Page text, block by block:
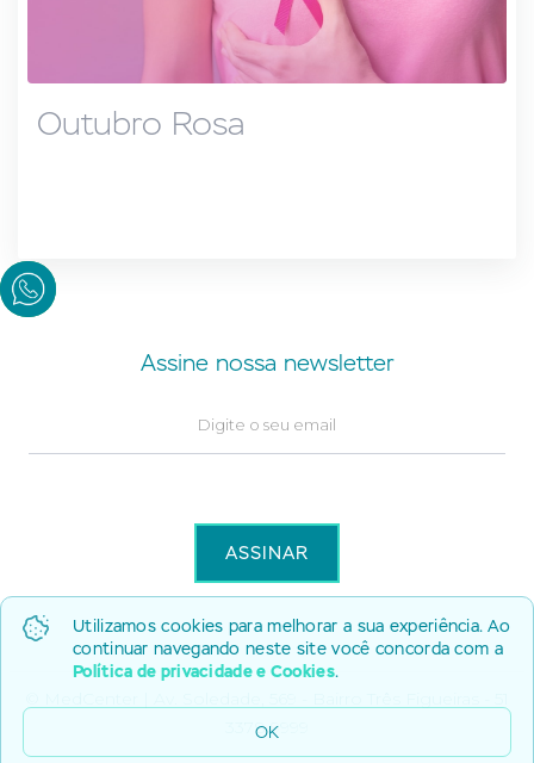
Utilizamos cookies para melhorar a sua experiência. Ao
continuar navegando neste site você concorda com a
Política de privacidade e Cookies.
OK
Outubro Rosa
Assine nossa newsletter
3378 9999